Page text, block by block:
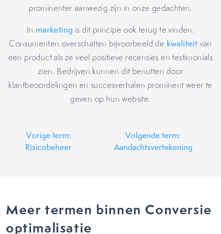
prominenter aanwezig zijn in onze gedachten.
In marketing is dit principe ook terug te vinden.
Consumenten overschatten bijvoorbeeld de kwaliteit van
een product als ze veel positieve recensies en testimonials
zien. Bedrijven kunnen dit benutten door
klantbeoordelingen en succesverhalen prominent weer te
geven op hun website.
Vorige term:
Risicobeheer
Volgende term:
Aandachtsvertekening
Meer termen binnen Conversie
optimalisatie